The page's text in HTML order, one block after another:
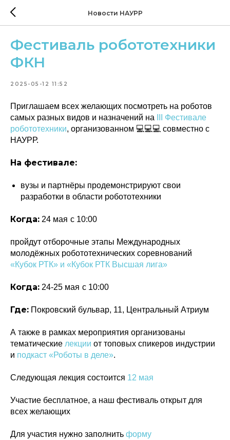
Новости НАУРР
Фестиваль робототехники
ФКН
2025-05-12 11:52
Приглашаем всех желающих посмотреть на роботов
самых разных видов и назначений на
III Фестивале
робототехники, организованном 💻💻💻 совместно с
НАУРР.
На фестивале:
вузы и партнёры продемонстрируют свои
разработки в области робототехники
Когда: 24 мая с 10:00
пройдут отборочные этапы Международных
молодёжных робототехнических соревнований
«Кубок РТК» и «Кубок РТК Высшая лига»
Когда: 24-25 мая с 10:00
Где: Покровский бульвар, 11, Центральный Атриум
А также в рамках мероприятия организованы
тематические лекции от топовых спикеров индустрии
и подкаст «Роботы в деле».
Следующая лекция состоится 12 мая
Участие бесплатное, а наш фестиваль открыт для
всех желающих
Для участия нужно заполнить форму